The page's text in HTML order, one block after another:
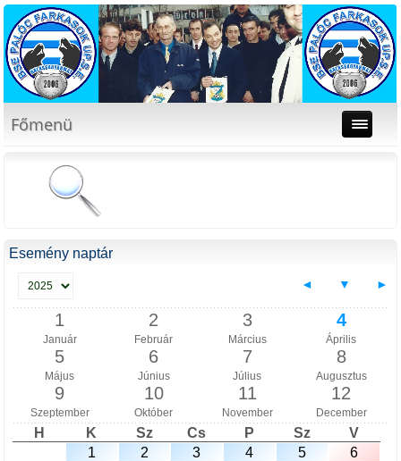
Főmenü
Esemény naptár
◄ ▼ ►
1
Január
2
Február
3
Március
4
Április
5
Május
6
Június
7
Július
8
Augusztus
9
Szeptember
10
Október
11
November
12
December
H K Sz Cs P Sz
V
1
2 3 4 5
6